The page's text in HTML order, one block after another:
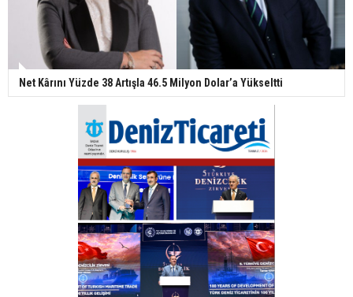
Net Kârını Yüzde 38 Artışla 46.5 Milyon Dolar’a Yükseltti